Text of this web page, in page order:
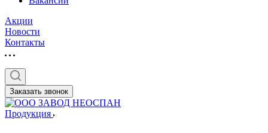
Акции
Новости
Контакты
Заказать звонок
Продукция